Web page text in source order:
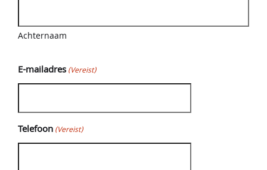
Vacatures
Inloggen Klant
Achternaam
E-mailadres(Vereist)
Telefoon(Vereist)